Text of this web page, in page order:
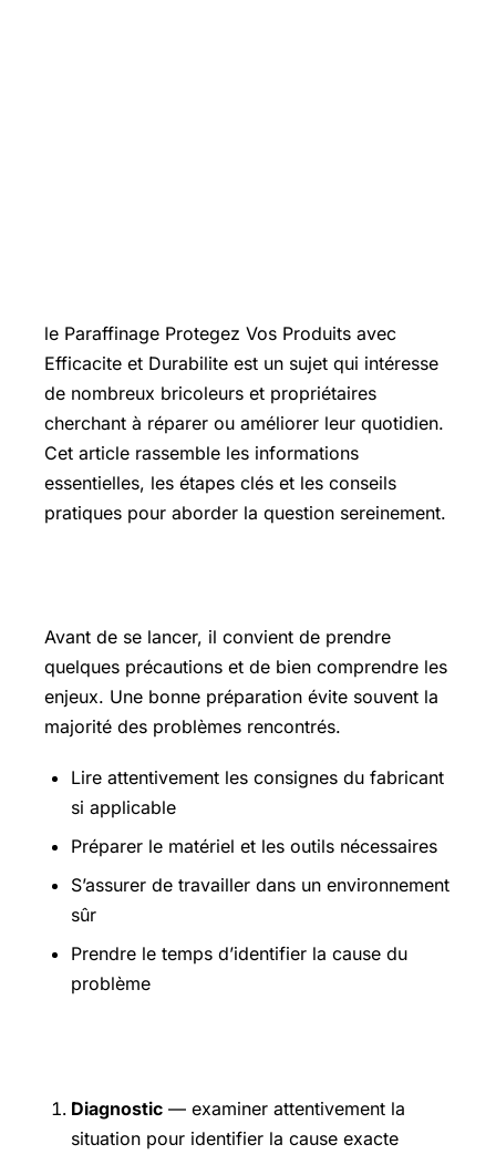
le Paraffinage Protegez Vos Produits avec
Efficacite et Durabilite est un sujet qui intéresse
de nombreux bricoleurs et propriétaires
cherchant à réparer ou améliorer leur quotidien.
Cet article rassemble les informations
essentielles, les étapes clés et les conseils
pratiques pour aborder la question sereinement.
Avant de se lancer, il convient de prendre
quelques précautions et de bien comprendre les
enjeux. Une bonne préparation évite souvent la
majorité des problèmes rencontrés.
Lire attentivement les consignes du fabricant
si applicable
Préparer le matériel et les outils nécessaires
S’assurer de travailler dans un environnement
sûr
Prendre le temps d’identifier la cause du
problème
Diagnostic — examiner attentivement la
situation pour identifier la cause exacte